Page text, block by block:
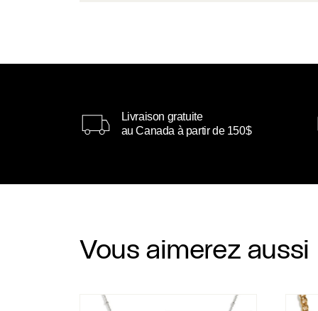
Livraison gratuite
au Canada à partir de 150$
Vous aimerez aussi
Collier Sarah